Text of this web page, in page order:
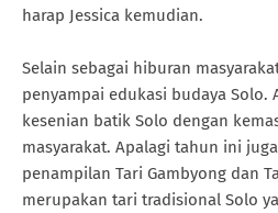
harap Jessica kemudian.
Selain sebagai hiburan
penyampai edukasi budaya Solo.
kesenian batik Solo dengan
masyarakat. Apalagi tahun ini
penampilan Tari Gambyong dan
merupakan tari tradisional Solo